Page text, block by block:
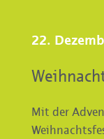
22.
Mit der